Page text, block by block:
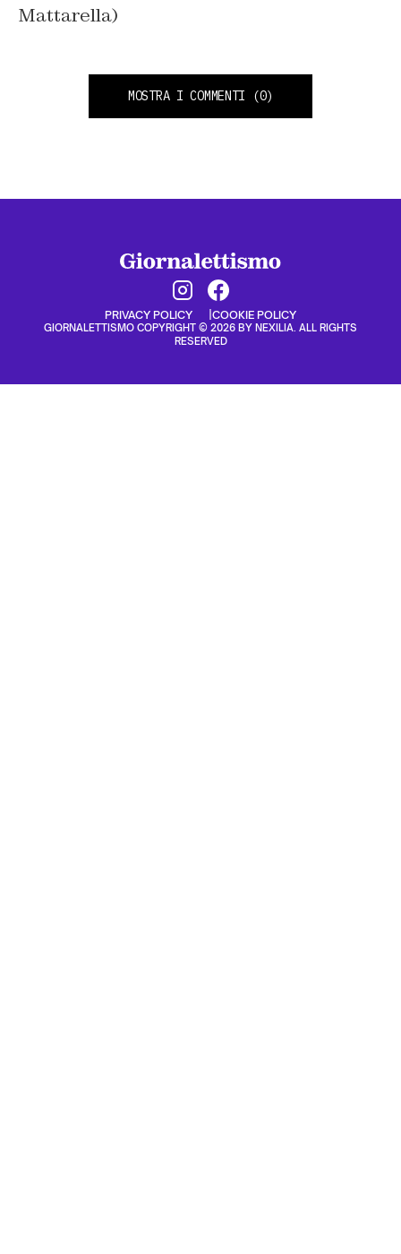
Mattarella)
MOSTRA I COMMENTI (0)
PRIVACY POLICY COOKIE POLICY
GIORNALETTISMO COPYRIGHT © 2026 BY NEXILIA. ALL RIGHTS
RESERVED